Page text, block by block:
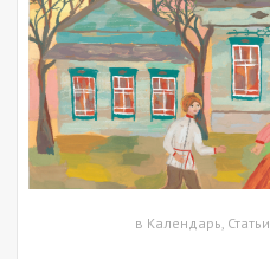
в Календарь, Статьи